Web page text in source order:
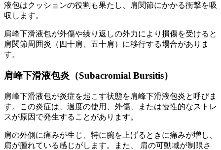
液包はクッションの役割も果たし、肩関節にかかる衝撃を吸
収します。
肩峰下滑液包が外傷や繰り返しの外力により損傷を受けると
肩関節周囲炎（四十肩、五十肩）に移行する場合がありま
す。
肩峰下滑液包炎（Subacromial Bursitis）
肩峰下滑液包が炎症を起こす状態を肩峰下滑液包炎と呼びま
す。この炎症は、過度の使用、外傷、または慢性的なストレ
スが原因で発生することがあります。
肩の外側に痛みが生じ、特に腕を上げるときに痛みが増し、
肩が腫れている感じがします。また、 肩の可動域が制限さ